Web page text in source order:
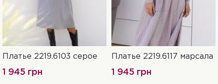
L-XL XXL-3XL S-M
Платье 2219.6103 серое
1 945 грн
L-XL XXL-3XL S-M
Платье 2219.6117 марсала
1 945 грн